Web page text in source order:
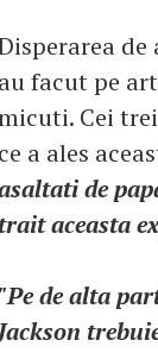
au facut pe
Cei
ce a ales
de
trait aceasta
"Pe de alta
Jackson